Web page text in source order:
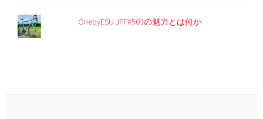
OnebyESU JFF#503の魅力とは何か